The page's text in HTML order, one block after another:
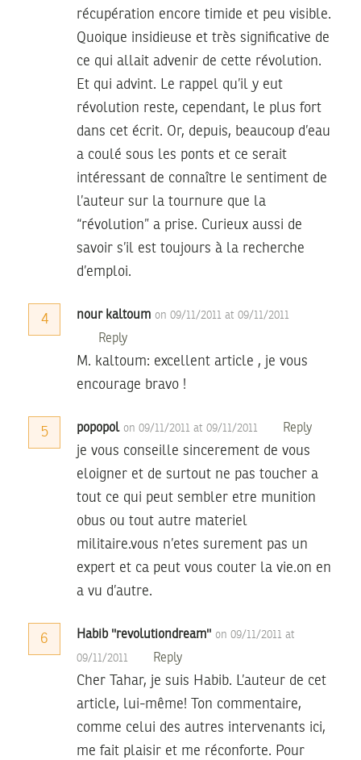
récupération encore timide et peu visible.
Quoique insidieuse et très significative de
ce qui allait advenir de cette révolution.
Et qui advint. Le rappel qu’il y eut
révolution reste, cependant, le plus fort
dans cet écrit. Or, depuis, beaucoup d’eau
a coulé sous les ponts et ce serait
intéressant de connaître le sentiment de
l’auteur sur la tournure que la
“révolution” a prise. Curieux aussi de
savoir s’il est toujours à la recherche
d’emploi.
4 nour kaltoum on 09/11/2011 at 09/11/2011
Reply
M. kaltoum: excellent article , je vous
encourage bravo !
5 popopol on 09/11/2011 at 09/11/2011 Reply
je vous conseille sincerement de vous
eloigner et de surtout ne pas toucher a
tout ce qui peut sembler etre munition
obus ou tout autre materiel
militaire.vous n’etes surement pas un
expert et ca peut vous couter la vie.on en
a vu d’autre.
6 Habib ''revolutiondream'' on 09/11/2011 at
09/11/2011 Reply
Cher Tahar, je suis Habib. L’auteur de cet
article, lui-même! Ton commentaire,
comme celui des autres intervenants ici,
me fait plaisir et me réconforte. Pour